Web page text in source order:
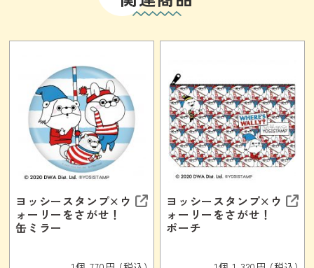
ヨッシースタンプ×ウ
ォーリーをさがせ！
缶ミラー
ヨッシースタンプ×ウ
ォーリーをさがせ！
ポーチ